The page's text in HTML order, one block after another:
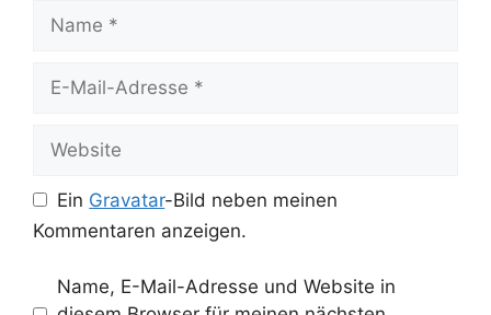
Name
Website
Ein Gravatar-Bild neben meinen
Kommentaren anzeigen.
Name, E-Mail-Adresse und Website in